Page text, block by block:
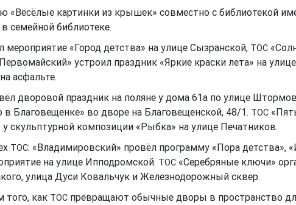
«Весёлые картинки из крышек» совместно с библиотекой
семейной библиотеке.
«Город детства» на улице Сызранской, ТОС
устроил праздник «Яркие краски лета» на
асфальте.
дворовой праздник на поляне у дома 61а по улице
Благовещенке» во дворе на Благовещенской, 48/1. ТОС
скульптурной композиции «Рыбка» на улице Печатников.
ТОС: «Владимировский» провёл программу «Пора детства»,
на улице Ипподромской. ТОС«Серебряные ключи»
улица Дуси Ковальчук и Железнодорожный сквер.
того, как ТОСпревращают обычные дворы в пространство